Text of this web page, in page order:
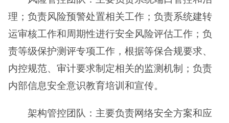
理；负责风险预警处置相关工作；负责系统建转
运审核工作和周期性进行安全风险评估工作；负
责等级保护测评专项工作，根据等保合规要求、
内控规范、审计要求制定相关的监测机制；负责
内部信息安全意识教育培训和宣传。
架构管控团队：主要负责网络安全方案和应